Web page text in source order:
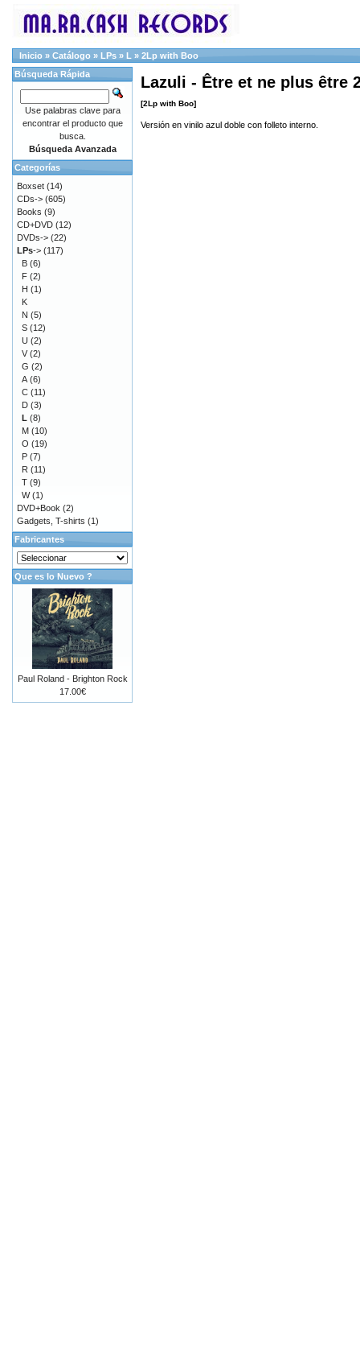
Inicio » Catálogo » LPs » L » 2Lp with Boo
Lazuli - Être et ne plus être
[2Lp with Boo]
Versión en vinilo azul doble con folleto interno.
Búsqueda Rápida
Use palabras clave para
encontrar el producto que
busca.
Búsqueda Avanzada
Categorías
Boxset (14)
CDs-> (605)
Books (9)
CD+DVD (12)
DVDs-> (22)
LPs-> (117)
B (6)
F (2)
H (1)
K
N (5)
S (12)
U (2)
V (2)
G (2)
A (6)
C (11)
D (3)
L (8)
M (10)
O (19)
P (7)
R (11)
T (9)
W(1)
DVD+Book (2)
Gadgets, T-shirts (1)
Fabricantes
Que es lo Nuevo ?
Paul Roland - Brighton Rock
17.00€